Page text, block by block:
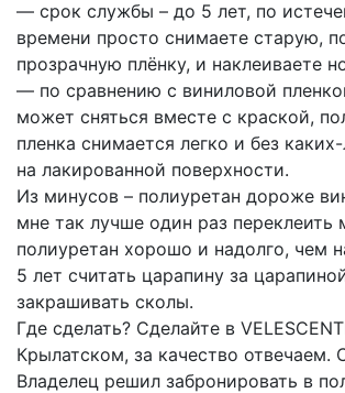
— срок службы – до 5 лет, по
времени просто снимаете старую,
прозрачную плёнку, и наклеиваете
— по сравнению с виниловой
может сняться вместе с краской,
пленка снимается легко и без
на лакированной поверхности.
Из минусов – полиуретан дороже
мне так лучше один раз переклеить
полиуретан хорошо и надолго, чем
5 лет считать царапину за
закрашивать сколы.
Где сделать? Сделайте в
Крылатском, за качество отвечаем.
Владелец решил забронировать в